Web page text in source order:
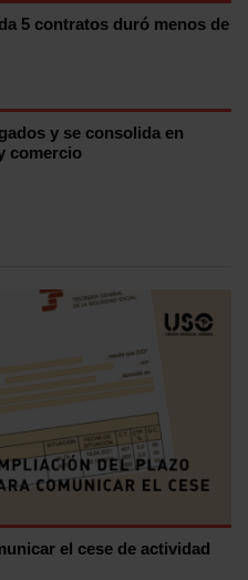
5 contratos duró menos de
y se consolida en
comercio
el cese de actividad